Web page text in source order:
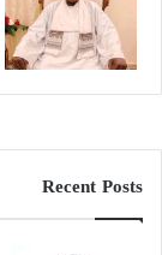
Recent Posts